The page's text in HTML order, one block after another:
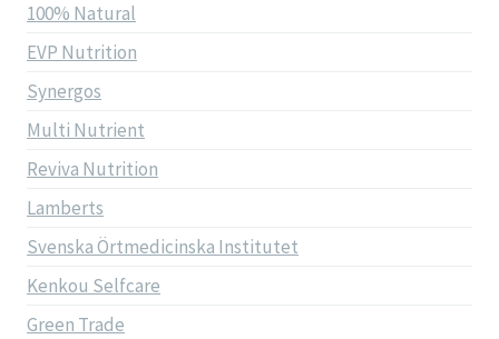
100% Natural
EVP Nutrition
Synergos
Multi Nutrient
Reviva Nutrition
Lamberts
Svenska Örtmedicinska Institutet
Kenkou Selfcare
Green Trade